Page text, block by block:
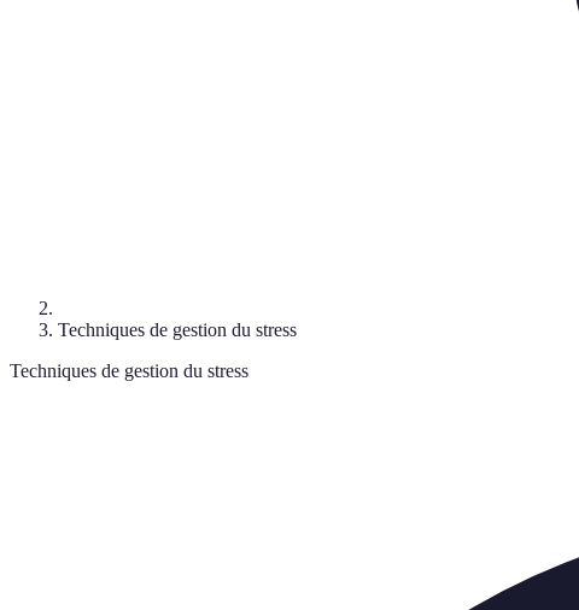
Techniques de gestion du stress
Techniques de gestion du stress